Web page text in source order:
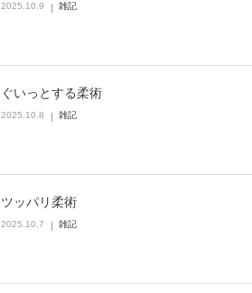
2025.10.9 雑記
ぐいっとする柔術
2025.10.8 雑記
ツッパリ柔術
2025.10.7 雑記